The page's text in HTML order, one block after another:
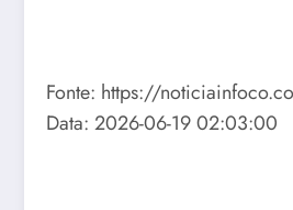
Fonte: https://
Data: 2026-06-19 02:03:00